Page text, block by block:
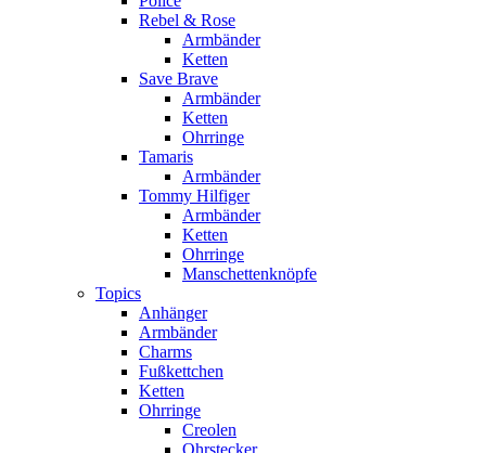
Rebel & Rose
Armbänder
Ketten
Save Brave
Armbänder
Ketten
Ohrringe
Tamaris
Armbänder
Tommy Hilfiger
Armbänder
Ketten
Ohrringe
Manschettenknöpfe
Topics
Anhänger
Armbänder
Charms
Fußkettchen
Ketten
Ohrringe
Creolen
Ohrstecker